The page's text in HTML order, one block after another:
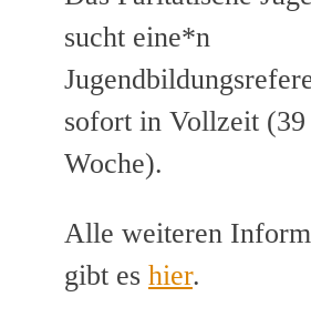
sucht eine*n
sofort in Vollzeit (39
Woche).
Alle weiteren
gibt es hier.